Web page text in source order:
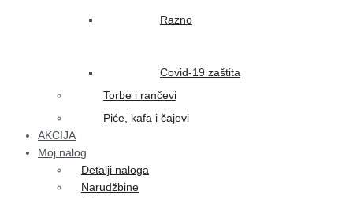
Razno
Covid-19 zaštita
Torbe i rančevi
Piće, kafa i čajevi
AKCIJA
Moj nalog
Detalji naloga
Narudžbine